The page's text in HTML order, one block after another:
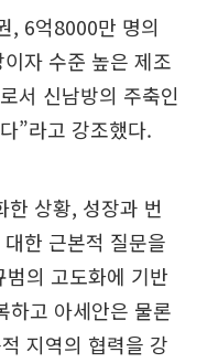
, 6억8000만 명의
자 수준 높은 제조
서 신남방의 주축인
”라고 강조했다.
한 상황, 성장과 번
한 근본적 질문을
의 고도화에 기반
하고 아세안은 물론
지역의 협력을 강